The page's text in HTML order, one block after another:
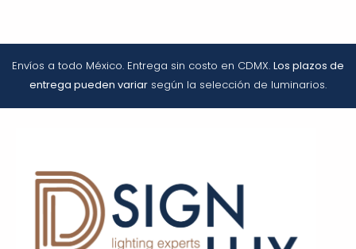
Envíos a todo México. Entrega sin costo en CDMX. Los plazos de
entrega pueden variar según la selección de luminarios.